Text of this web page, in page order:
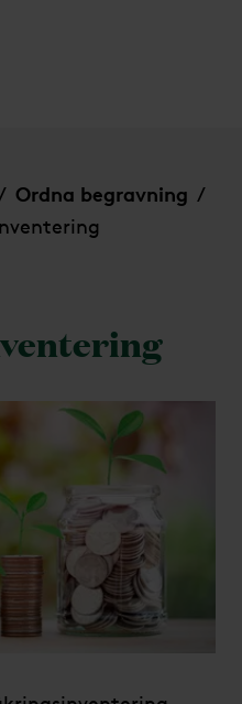
Ordna begravning /